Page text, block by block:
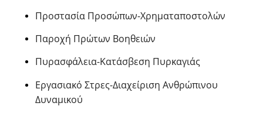
Προστασία Προσώπων-Χρηματαποστολών
Παροχή Πρώτων Βοηθειών
Πυρασφάλεια-Κατάσβεση Πυρκαγιάς
Εργασιακό Στρες-Διαχείριση Ανθρώπινου
Δυναμικού